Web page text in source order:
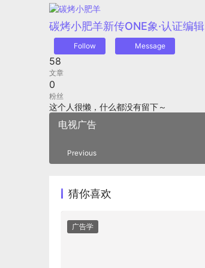
碳烤小肥羊新传ONE象·认证编辑
Follow Message
58
文章
0
粉丝
这个人很懒，什么都没有留下～
电视广告
Previous
猜你喜欢
广告学